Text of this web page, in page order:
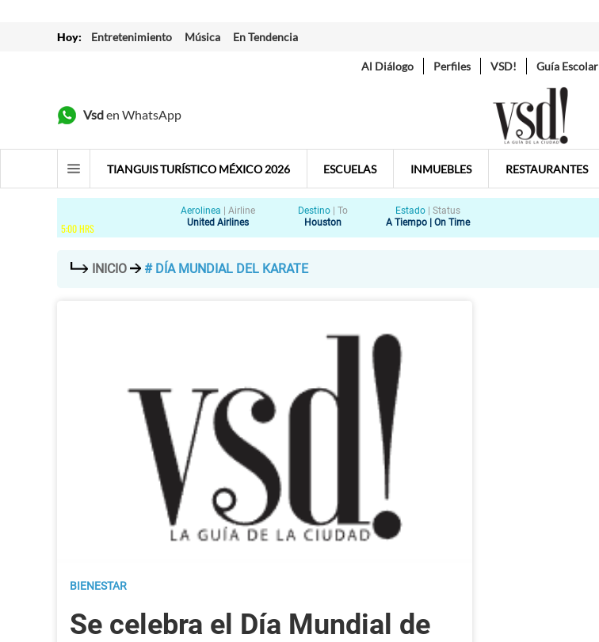
Hoy: Entretenimiento Música En Tendencia
Al Diálogo Perfiles VSD! Guía Escolar
Vsden WhatsApp
TIANGUIS TURÍSTICO MÉXICO 2026 ESCUELAS INMUEBLES RESTAURANTES
5:00HRS
Aerolinea
Airline
United Airlines
Destino
To
Houston
Estado
Status
A Tiempo | On Time
INICIO # DÍA MUNDIAL DEL KARATE
BIENESTAR
Se celebra el Día Mundial de